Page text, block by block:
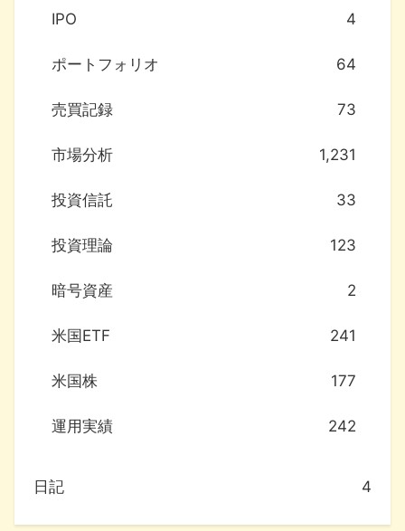
IPO 4
ポートフォリオ 64
売買記録 73
市場分析 1,231
投資信託 33
投資理論 123
暗号資産 2
米国ETF 241
米国株 177
運用実績 242
日記 4